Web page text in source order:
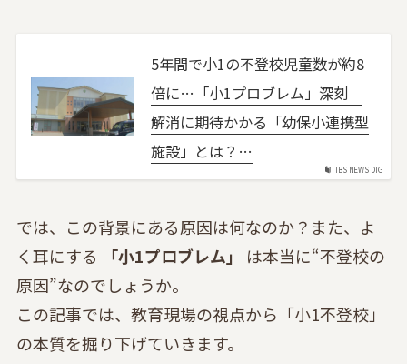
TBS NEWS DIG
5年間で小1の不登校児童数が約8
倍に…「小1プロブレム」深刻
解消に期待かかる「幼保小連携型
施設」とは？…
では、この背景にある原因は何なのか？また、よ
く耳にする
「小1プロブレム」
は本当に“不登校の
原因”なのでしょうか。
この記事では、教育現場の視点から「小1不登校」
の本質を掘り下げていきます。